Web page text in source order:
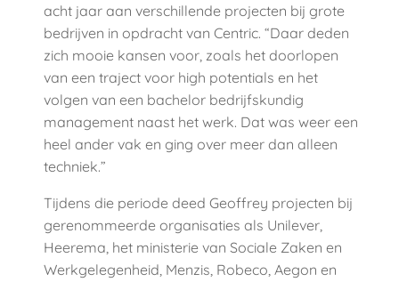
acht jaar aan verschillende projecten bij grote
bedrijven in opdracht van Centric. “Daar deden
zich mooie kansen voor, zoals het doorlopen
van een traject voor high potentials en het
volgen van een bachelor bedrijfskundig
management naast het werk. Dat was weer een
heel ander vak en ging over meer dan alleen
techniek.”
Tijdens die periode deed Geoffrey projecten bij
gerenommeerde organisaties als Unilever,
Heerema, het ministerie van Sociale Zaken en
Werkgelegenheid, Menzis, Robeco, Aegon en